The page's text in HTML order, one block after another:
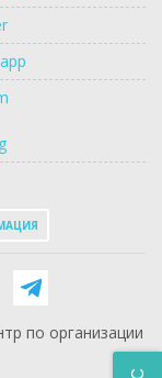
по организации